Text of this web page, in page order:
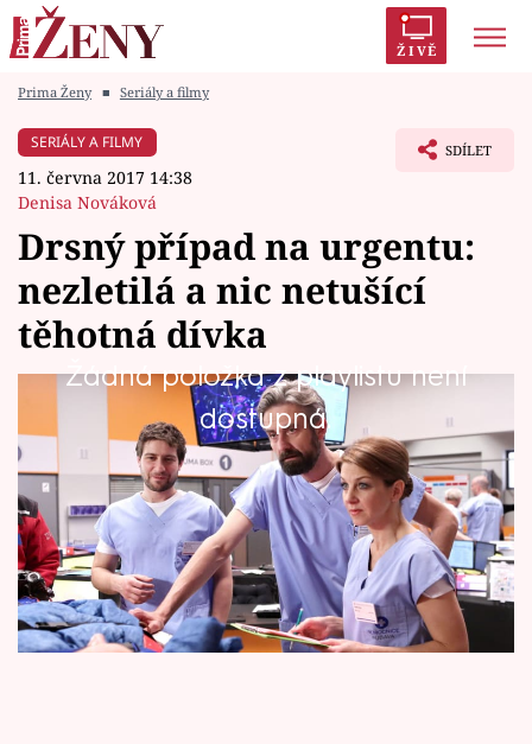
ŽIVĚ
Módní alarm
Témata
Celebrity
Seriály
Horoskopy
Sledujte prima+
Filmový festival Karlovy Vary
Prima Ženy ■ Seriály a filmy
SERIÁLY A FILMY
11. června 2017 14:38
Denisa Nováková
SDÍLET
Drsný případ na urgentu:
nezletilá a nic netušící
těhotná dívka
Žádná položka z playlistu není
dostupná.
Na urgent přivážejí mladou dívku s velkými
bolestmi břicha a zad.